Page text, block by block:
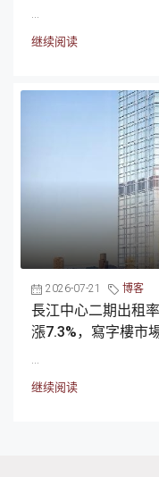
...
继续阅读
2026-07-21 博客
長江中心二期出租
漲7.3%，寫字樓市
...
继续阅读